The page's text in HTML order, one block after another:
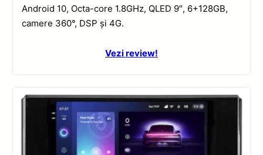
Android 10, Octa-core 1.8GHz, QLED 9″, 6+128GB,
camere 360°, DSP și 4G.
Vezi review!